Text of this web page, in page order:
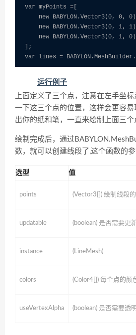
var myPoints =[
new BABYLON.Vector3(0, 0,
new BABYLON.Vector3(0, 1,
    new BABYLON.Vector3(0, 1, 0)
];
运行例子
上面定义了三个点，注意在左手坐
一下这三个点的位置，这样会更容
出你的纸和笔，一直来绘制上面三个
绘制完成后，通过
数，就可以创建线段了,这个函数的参
选型 值
points (Vector3[]) 绘制线段
updatable (boolean) 是否需要更
instance (LineMesh)
colors (Color4[]) 每个点的颜
useVertexAlpha (boolean) 是否需要透明